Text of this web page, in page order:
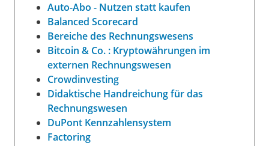
Auto-Abo - Nutzen statt kaufen
Balanced Scorecard
Bereiche des Rechnungswesens
Bitcoin & Co. : Kryptowährungen im
externen Rechnungswesen
Crowdinvesting
Didaktische Handreichung für das
Rechnungswesen
DuPont Kennzahlensystem
Factoring